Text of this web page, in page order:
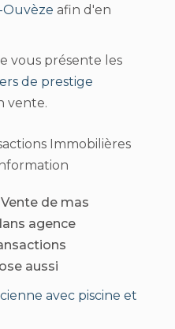
Ouvèze afin d'en
vous présente les
de prestige
vente.
Immobilières
Vente de mas
agence
aussi
avec piscine et